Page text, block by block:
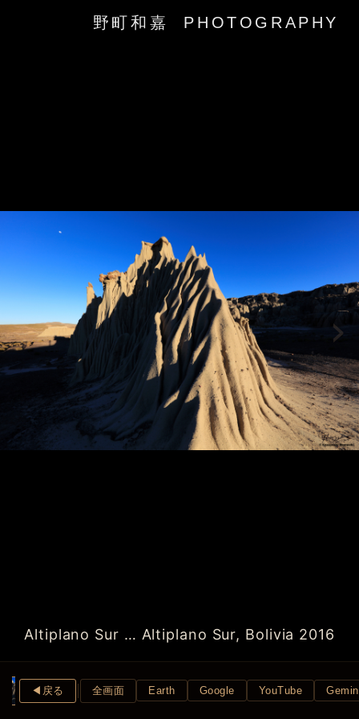
野町和嘉 PHOTOGRAPHY
‹
Altiplano Sur … Altiplano Sur, Bolivia 2016
›
◀︎戻る 全画面 Earth Google YouTube